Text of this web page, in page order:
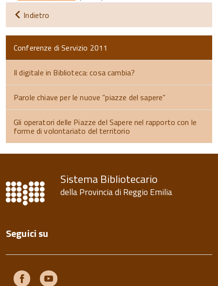
Indietro
Conferenze di Servizio 2011
Il digitale in Biblioteca: cosa cambia?
Parole chiave per le nuove ”piazze del sapere”
Gli operatori delle Piazze del Sapere nel rapporto con le
forme di volontariato del territorio
all'inizio
Sistema Bibliotecario
della Provincia di Reggio Emilia
Seguici su
Facebook